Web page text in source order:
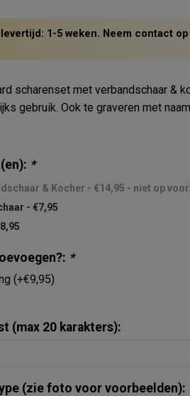
1-5 weken. Neem contact
scharenset met verbandschaar &
gebruik. Ook te graveren met
*
& Kocher - €14,95 - niet op
- €7,95
*
(+€9,95)
(max 20 karakters):
(zie foto voor voorbeelden):